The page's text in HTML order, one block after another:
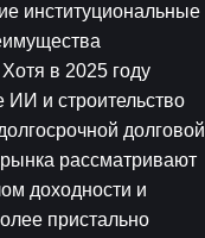
институциональные
в 2025 году
и строительство
долговой
рассматривают
доходности и
пристально